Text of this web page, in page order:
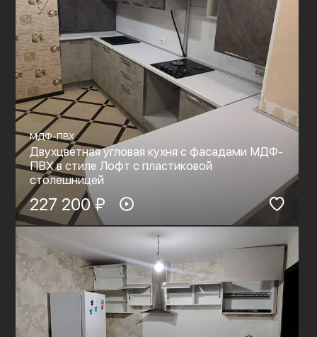
МДФ-ПВХ
Двухцветная угловая кухня с фасадами МДФ-
ПВХ в стиле Лофт с пластиковой
столешницей
227 200 ₽